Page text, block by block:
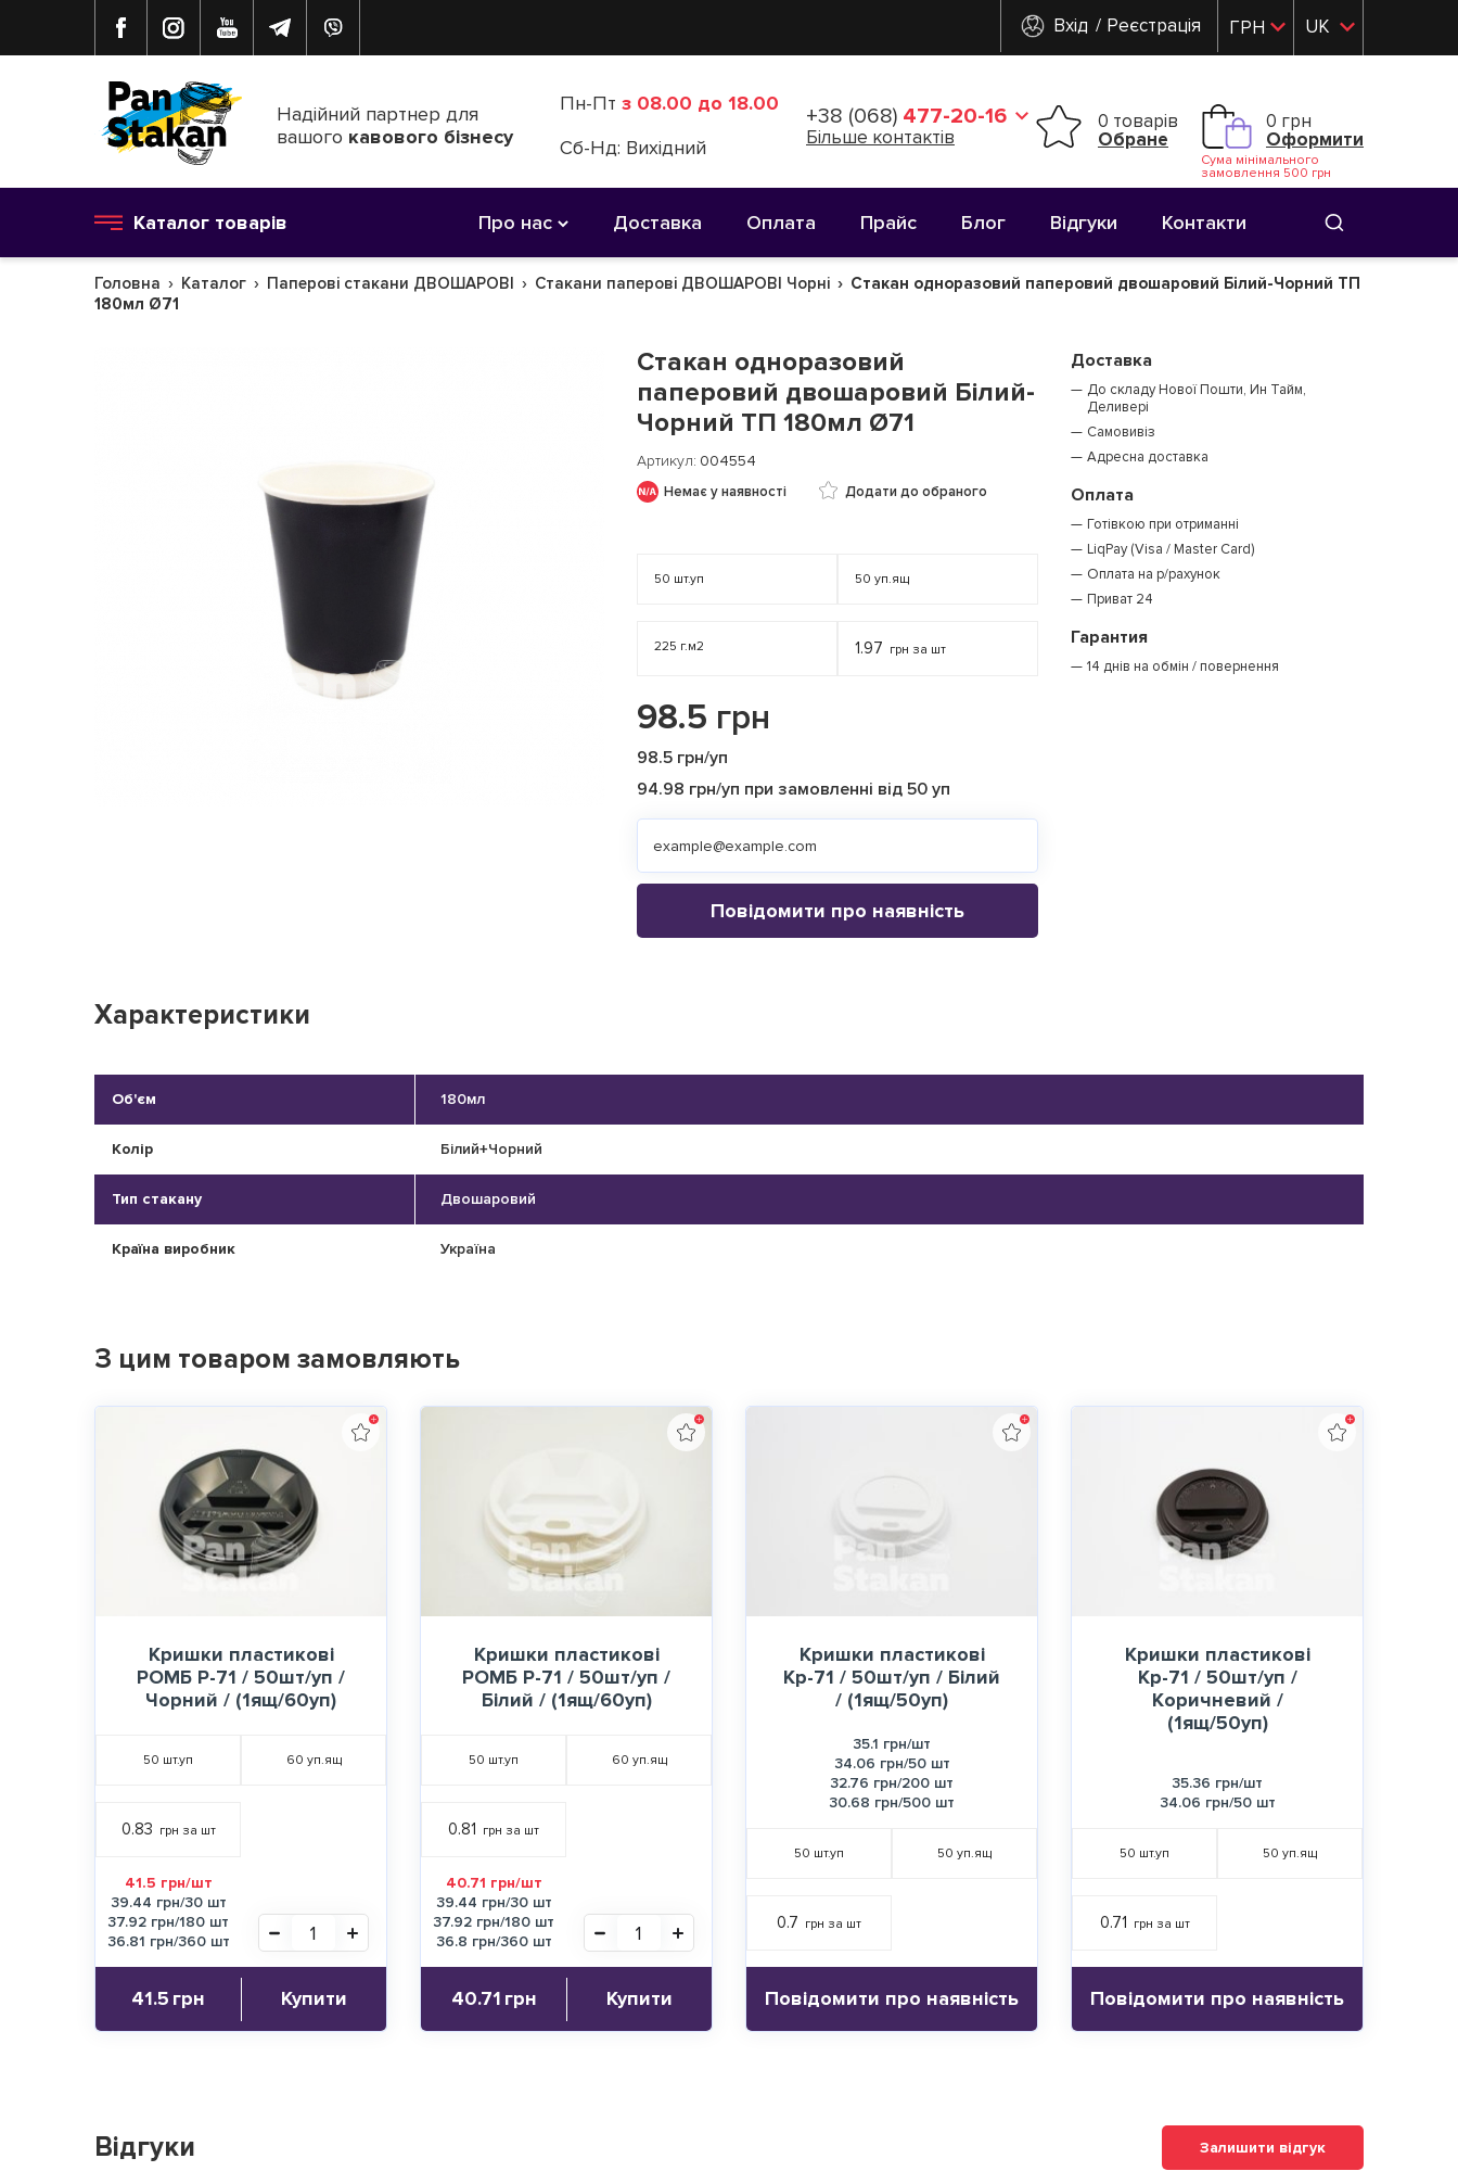
Вхід Реєстрація ГРН
UK
RU
Надійний партнер для
вашого кавового бізнесу
Пн-Пт з 08.00 до 18.00
Сб-Нд: Вихідний
+38 (068) 477-20-16
Більше контактів
0 товарів
Обране
0 грн
Оформити
Сума мінімального
замовлення 500 грн
Каталог товарів Про нас Доставка Оплата Прайс Блог Відгуки Контакти
Головна Каталог Паперові стакани ДВОШАРОВІ Стакани паперові ДВОШАРОВІ Чорні
Стакан одноразовий паперовий двошаровий Білий-Чорний TП
180мл Ø71
Стакан одноразовий
паперовий двошаровий Білий-
Чорний TП 180мл Ø71
Артикул 004554
Немає у наявності Додати до обраного
50 шт.уп 50 уп.ящ
225 г.м2 1.97 грн за шт
98.5 грн
98.5 грн/уп
94.98 грн/уп при замовленні від 50 уп
Повідомити про наявність
Доставка
До складу Нової Пошти, Ин Тайм,
Деливері
Самовивіз
Адресна доставка
Оплата
Готівкою при отриманні
LiqPay (Visa / Master Card)
Оплата на р/рахунок
Приват 24
Гарантия
14 днів на обмін / повернення
Характеристики
Об'єм 180мл
Колір Білий+Чорний
Тип стакану Двошаровий
Країна виробник Україна
З цим товаром замовляють
Кришки пластикові
РОМБ Р-71 / 50шт/уп /
Чорний / (1ящ/60уп)
50 шт.уп 60 уп.ящ
0.83 грн за шт
41.5 грн/шт
39.44 грн/30 шт
37.92 грн/180 шт
36.81 грн/360 шт
41.5 грн Купити
Кришки пластикові
РОМБ Р-71 / 50шт/уп /
Білий / (1ящ/60уп)
50 шт.уп 60 уп.ящ
0.81 грн за шт
40.71 грн/шт
39.44 грн/30 шт
37.92 грн/180 шт
36.8 грн/360 шт
40.71 грн Купити
Кришки пластикові
Кр-71 / 50шт/уп / Білий
/ (1ящ/50уп)
35.1 грн/шт
34.06 грн/50 шт
32.76 грн/200 шт
30.68 грн/500 шт
50 шт.уп 50 уп.ящ
0.7 грн за шт
Повідомити про наявність
Кришки пластикові
Кр-71 / 50шт/уп /
Коричневий /
(1ящ/50уп)
35.36 грн/шт
34.06 грн/50 шт
50 шт.уп 50 уп.ящ
0.71 грн за шт
Повідомити про наявність
Відгуки Залишити відгук